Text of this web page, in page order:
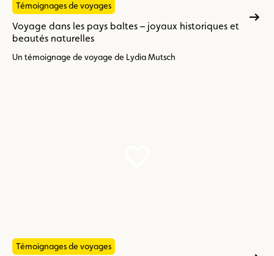
Témoignages de voyages
Voyage dans les pays baltes – joyaux historiques et
beautés naturelles
Un témoignage de voyage de Lydia Mutsch
Témoignages de voyages